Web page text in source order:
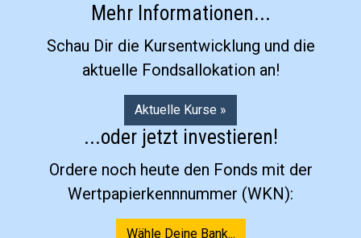
Mehr Informationen...
Schau Dir die Kursentwicklung und die
aktuelle Fondsallokation an!
Aktuelle Kurse »
...oder jetzt investieren!
Ordere noch heute den Fonds mit der
Wertpapierkennnummer (WKN):